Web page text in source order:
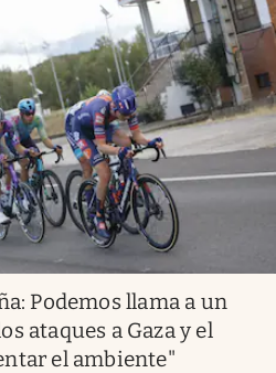
Podemos llama a un
ataques a Gaza y el
el ambiente"